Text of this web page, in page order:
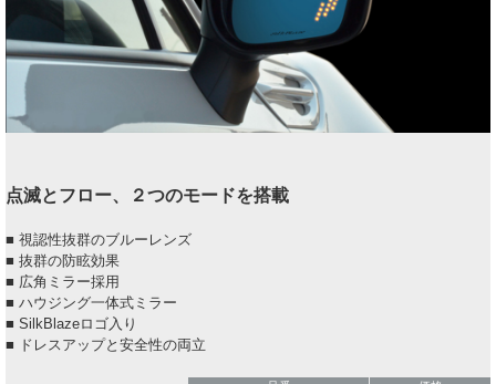
点滅とフロー、２つのモードを搭載
■ 視認性抜群のブルーレンズ
■ 抜群の防眩効果
■ 広角ミラー採用
■ ハウジング一体式ミラー
■ SilkBlazeロゴ入り
■ ドレスアップと安全性の両立